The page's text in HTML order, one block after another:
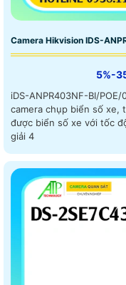
Camera Hikvision IDS-
5%-
iDS-ANPR403NF-BI/
camera chụp biển số xe,
được biển số xe với tốc
giải 4